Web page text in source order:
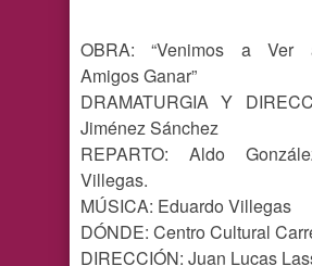
OBRA: “Venimos a Ver
Amigos Ganar”
DRAMATURGIA Y
Jiménez Sánchez
REPARTO: Aldo
Villegas.
MÚSICA: Eduardo Villegas
DÓNDE: Centro Cultural
DIRECCIÓN: Juan Lucas